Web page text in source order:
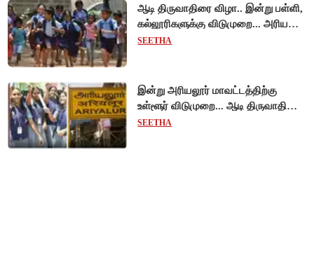
ஆடி திருவாதிரை விழா.. இன்று பள்ளி,
கல்லூரிகளுக்கு விடுமுறை... அரியலூர்
மாவட்ட ஆட்சியர் உத்தரவு!
SEETHA
இன்று அரியலூர் மாவட்டத்திற்கு
உள்ளூர் விடுமுறை... ஆடி திருவாதிரை
கொண்டாட்டம்!
SEETHA